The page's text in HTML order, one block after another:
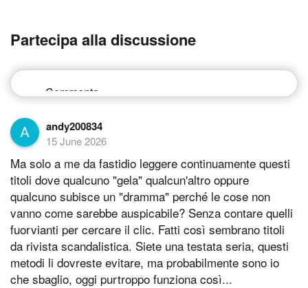
Partecipa alla discussione
andy200834
15 June 2026
Ma solo a me da fastidio leggere continuamente questi
titoli dove qualcuno "gela" qualcun'altro oppure
qualcuno subisce un "dramma" perché le cose non
vanno come sarebbe auspicabile? Senza contare quelli
fuorvianti per cercare il clic. Fatti così sembrano titoli
da rivista scandalistica. Siete una testata seria, questi
metodi li dovreste evitare, ma probabilmente sono io
che sbaglio, oggi purtroppo funziona così...